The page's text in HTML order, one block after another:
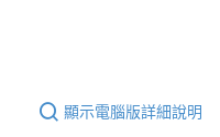
顯示電腦版詳細說明